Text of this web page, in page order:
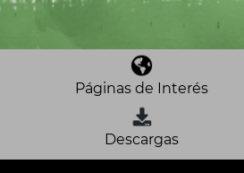
Páginas de Interés
Descargas